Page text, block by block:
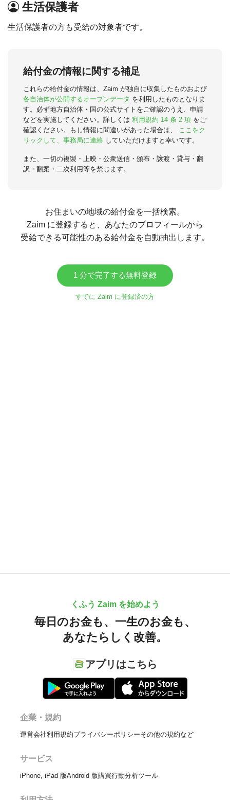
生活保護者
生活保護者の方も受給の対象者です。
給付金の情報に関する補足
これらの給付金の情報は、Zaim が独自に収集したものおよび
各自治体が公開するオープンデータ を利用したものとなりま
す。必ず地方自治体・国の公式サイトをご確認のうえ、申請
などを実施してください。詳しくは 利用規約 14 条 2 項 をご
確認ください。もし情報に間違いがあった場合は、
ここをク
リックして、事務局に連絡 していただけますと幸いです。
また、一切の複製・上映・公衆送信・頒布・譲渡・貸与・翻
訳・翻案・二次利用等を禁じます。
お住まいの地域の給付金を一括検索。
Zaim に登録すると、あなたのプロフィールから
受給できる可能性のある給付金を自動抽出します。
1 分で完了する無料登録
すでに Zaim に登録済の方
くふう Zaim を始めよう
毎日のお金も、 一生のお金も、
あなたらしく改善。
アプリはこちら
企業・規約
運営会社利用規約プライバシーポリシーその他の規約など
サービス
iPhone, iPad 版Android 版購買行動分析ツール